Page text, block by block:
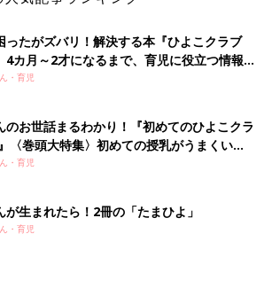
してます！」
か、ドアの閉め忘れまで!! 何事もなくてよ
いいのでしょうか。『カギを忘れて、閉め
ったら鍵がかかっており誰もいない。完全
た。子どもたちは朝から夕方まで外出。夫
いないと。コンビニで食料を買い込んで、
て過ごしました。とりあえず車があってよ
免れるために、カギをなくさない・忘れな
ったがズバリ！解決する本『ひよこクラブ
カ月～2才になるまで、育児に役立つ情報が
！
・育児
のお世話まるわかり！『初めてのひよこクラ
〈巻頭大特集〉初めての授乳がうまくい
ぱい・ミルクの基本と夏のトラブル 解決テ
・育児
が生まれたら！2冊の「たまひよ」
・育児